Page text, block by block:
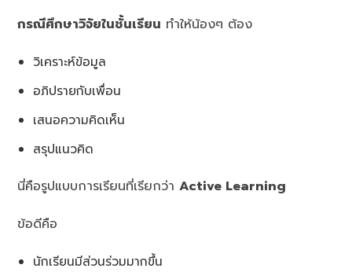
กรณีศึกษาวิจัยในชั้นเรียน ทำให้น้องๆ ต้อง
วิเคราะห์ข้อมูล
อภิปรายกับเพื่อน
เสนอความคิดเห็น
สรุปแนวคิด
นี่คือรูปแบบการเรียนที่เรียกว่าActive Learning
ข้อดีคือ
นักเรียนมีส่วนร่วมมากขึ้น